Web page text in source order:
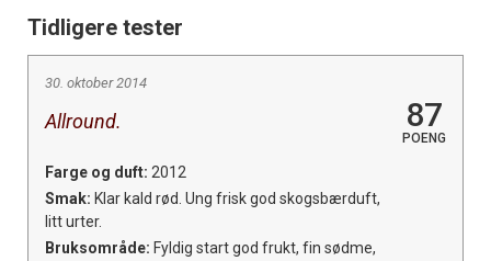
Tidligere tester
30. oktober 2014
Allround. 87
POENG
Farge og duft: 2012
Smak: Klar kald rød. Ung frisk god skogsbærduft,
litt urter.
Bruksområde: Fyldig start god frukt, fin sødme,